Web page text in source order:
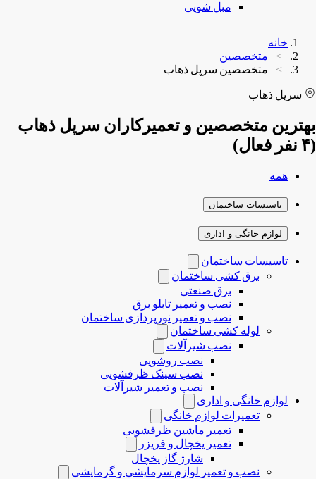
مبل شویی
خانه
متخصصین
متخصصین سرپل ذهاب
سرپل ذهاب
بهترین متخصصین و تعمیرکاران سرپل ذهاب
(۴ نفر فعال)
همه
تاسیسات ساختمان
لوازم خانگی و اداری
تاسیسات ساختمان
برق کشی ساختمان
برق صنعتی
نصب و تعمیر تابلو برق
نصب و تعمیر نورپردازی ساختمان
لوله کشی ساختمان
نصب شیرآلات
نصب روشویی
نصب سینک ظرفشویی
نصب و تعمیر شیرآلات
لوازم خانگی و اداری
تعمیرات لوازم خانگی
تعمیر ماشین ظرفشویی
تعمیر یخچال و فریزر
شارژ گاز یخچال
نصب و تعمیر لوازم سرمایشی و گرمایشی